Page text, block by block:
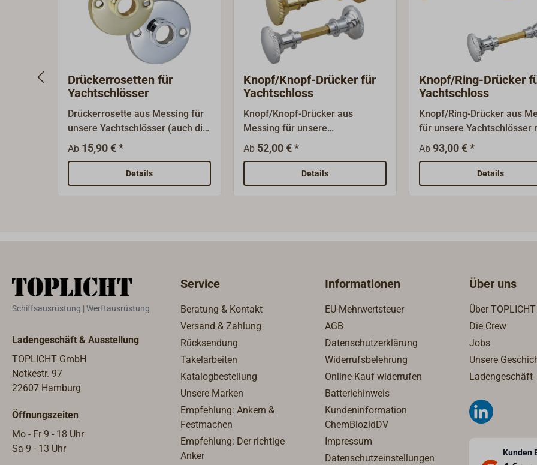
Drückerrosetten für
Yachtschlösser
Drückerrosette aus Messing für
unsere Yachtschlösser (auch die
zierlichen). Lieferung mit
polierter oder verchromter
Ab 15,90 € *
Details
Knopf/Knopf-Drücker für
Yachtschloss
Knopf/Knopf-Drücker aus
Messing für unsere
Yachtschlösser mit einem 8 mm
Vierkant, passend für Türstärken
von 20 mm bis 40 mm.Lieferbar
für Einsteck- oder
Ab 52,00 € *
Details
Knopf/Ring-Drücker
Yachtschloss
Knopf/Ring-Drücker aus
für unsere Yachtschlösser
einem 8 mm Vierkant,
für Türstärken von 20 mm
mm.Lieferbar für Einsteck-
Kastenschlösser,
Ab 93,00 € *
Details
Schiffsausrüstung | Werftausrüstung
Ladengeschäft & Ausstellung
TOPLICHT GmbH
Notkestr. 97
22607 Hamburg
Öffnungszeiten
Mo - Fr 9 - 18 Uhr
Sa 9 - 13 Uhr
Service
Beratung & Kontakt
Versand & Zahlung
Rücksendung
Takelarbeiten
Katalogbestellung
Unsere Marken
Empfehlung: Ankern &
Festmachen
Empfehlung: Der richtige
Anker
Informationen
EU-Mehrwertsteuer
AGB
Datenschutzerklärung
Widerrufsbelehrung
Online-Kauf widerrufen
Batteriehinweis
Kundeninformation
ChemBiozidDV
Impressum
Datenschutzeinstellungen
Über uns
Über TOPLICHT
Die Crew
Jobs
Unsere
Ladengeschäft
Kunden